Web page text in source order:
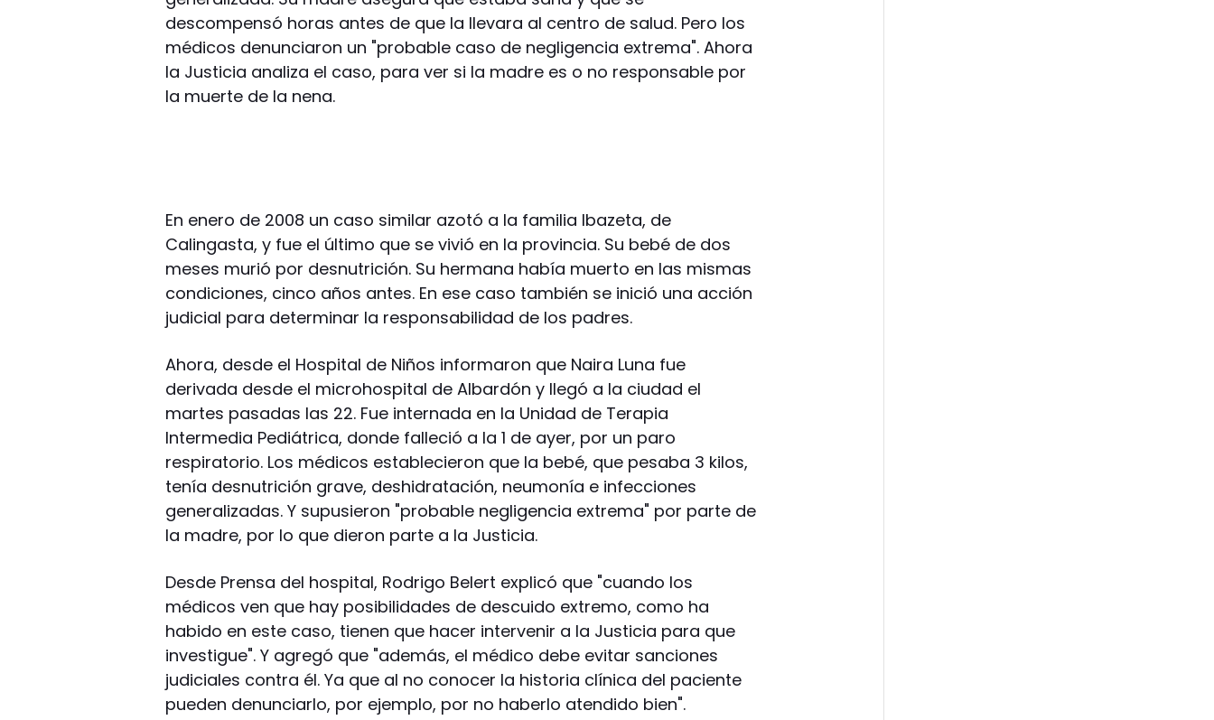
descompensó horas antes de que la llevara al centro de salud. Pero los
médicos denunciaron un "probable caso de negligencia extrema". Ahora
la Justicia analiza el caso, para ver si la madre es o no responsable por
la muerte de la nena.
En enero de 2008 un caso similar azotó a la familia Ibazeta, de
Calingasta, y fue el último que se vivió en la provincia. Su bebé de dos
meses murió por desnutrición. Su hermana había muerto en las mismas
condiciones, cinco años antes. En ese caso también se inició una acción
judicial para determinar la responsabilidad de los padres.
Ahora, desde el Hospital de Niños informaron que Naira Luna fue
derivada desde el microhospital de Albardón y llegó a la ciudad el
martes pasadas las 22. Fue internada en la Unidad de Terapia
Intermedia Pediátrica, donde falleció a la 1 de ayer, por un paro
respiratorio. Los médicos establecieron que la bebé, que pesaba 3 kilos,
tenía desnutrición grave, deshidratación, neumonía e infecciones
generalizadas. Y supusieron "probable negligencia extrema" por parte de
la madre, por lo que dieron parte a la Justicia.
Desde Prensa del hospital, Rodrigo Belert explicó que "cuando los
médicos ven que hay posibilidades de descuido extremo, como ha
habido en este caso, tienen que hacer intervenir a la Justicia para que
investigue". Y agregó que "además, el médico debe evitar sanciones
judiciales contra él. Ya que al no conocer la historia clínica del paciente
pueden denunciarlo, por ejemplo, por no haberlo atendido bien".